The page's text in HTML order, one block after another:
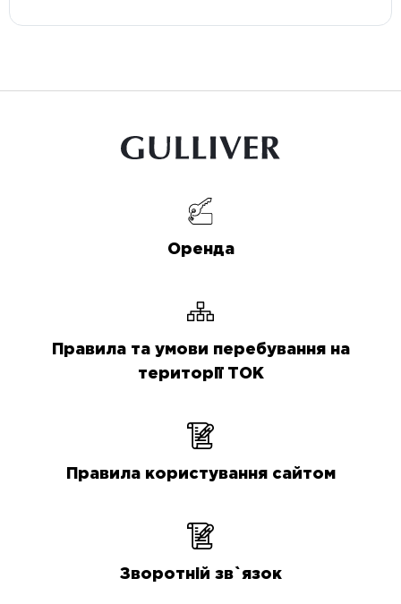
Оренда
Правила та умови перебування на
території ТОК
Правила користування сайтом
Зворотній зв`язок